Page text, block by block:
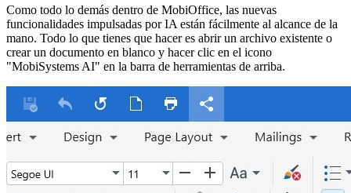
Como todo lo demás dentro de MobiOffice, las nuevas
funcionalidades impulsadas por IA están fácilmente al alcance de la
mano. Todo lo que tienes que hacer es abrir un archivo existente o
crear un documento en blanco y hacer clic en el icono
"MobiSystems AI" en la barra de herramientas de arriba.